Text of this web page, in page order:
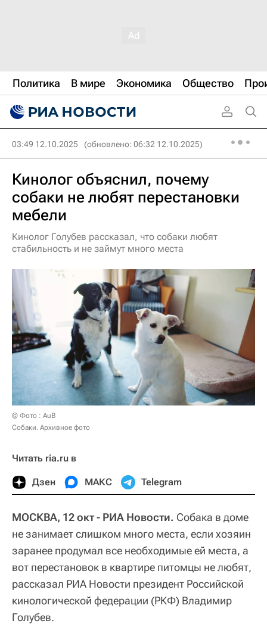
Политика В мире Экономика Общество
03:49 12.10.2025 (обновлено: 06:32 12.10.2025)
Кинолог объяснил, почему
собаки не любят перестановки
мебели
Кинолог Голубев рассказал, что собаки любят
стабильность и не займут много места
© Фото : AuB
Собаки. Архивное фото
Читать ria.ru в
Дзен МАКС Telegram
МОСКВА, 12 окт - РИА Новости. Собака в доме
не занимает слишком много места, если хозяин
заранее продумал все необходимые ей места, а
вот перестановок в квартире питомцы не любят,
рассказал РИА Новости президент Российской
кинологической федерации (РКФ) Владимир
Голубев.